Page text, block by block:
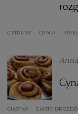
CYTRUSY DYNIA
CIASTKA CIASTO